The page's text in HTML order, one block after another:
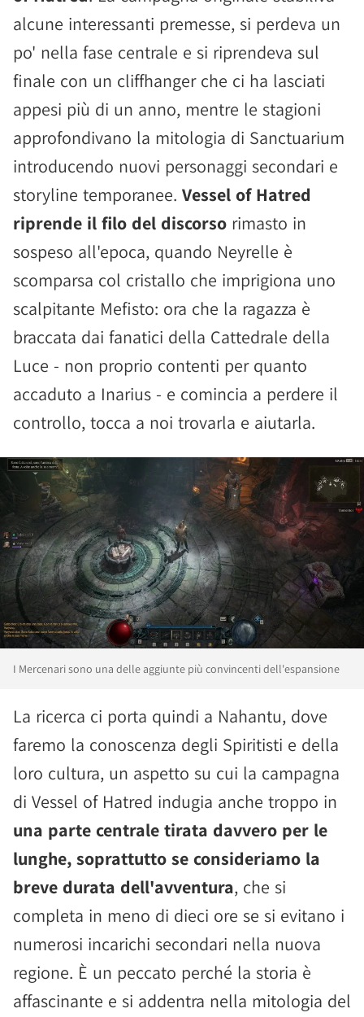
alcune interessanti premesse, si perdeva un
po' nella fase centrale e si riprendeva sul
finale con un cliffhanger che ci ha lasciati
appesi più di un anno, mentre le stagioni
approfondivano la mitologia di Sanctuarium
introducendo nuovi personaggi secondari e
storyline temporanee. Vessel of Hatred
riprende il filo del discorso rimasto in
sospeso all'epoca, quando Neyrelle è
scomparsa col cristallo che imprigiona uno
scalpitante Mefisto: ora che la ragazza è
braccata dai fanatici della Cattedrale della
Luce - non proprio contenti per quanto
accaduto a Inarius - e comincia a perdere il
controllo, tocca a noi trovarla e aiutarla.
I Mercenari sono una delle aggiunte più convincenti dell'espansione
La ricerca ci porta quindi a Nahantu, dove
faremo la conoscenza degli Spiritisti e della
loro cultura, un aspetto su cui la campagna
di Vessel of Hatred indugia anche troppo in
una parte centrale tirata davvero per le
lunghe, soprattutto se consideriamo la
breve durata dell'avventura, che si
completa in meno di dieci ore se si evitano i
numerosi incarichi secondari nella nuova
regione. È un peccato perché la storia è
affascinante e si addentra nella mitologia del